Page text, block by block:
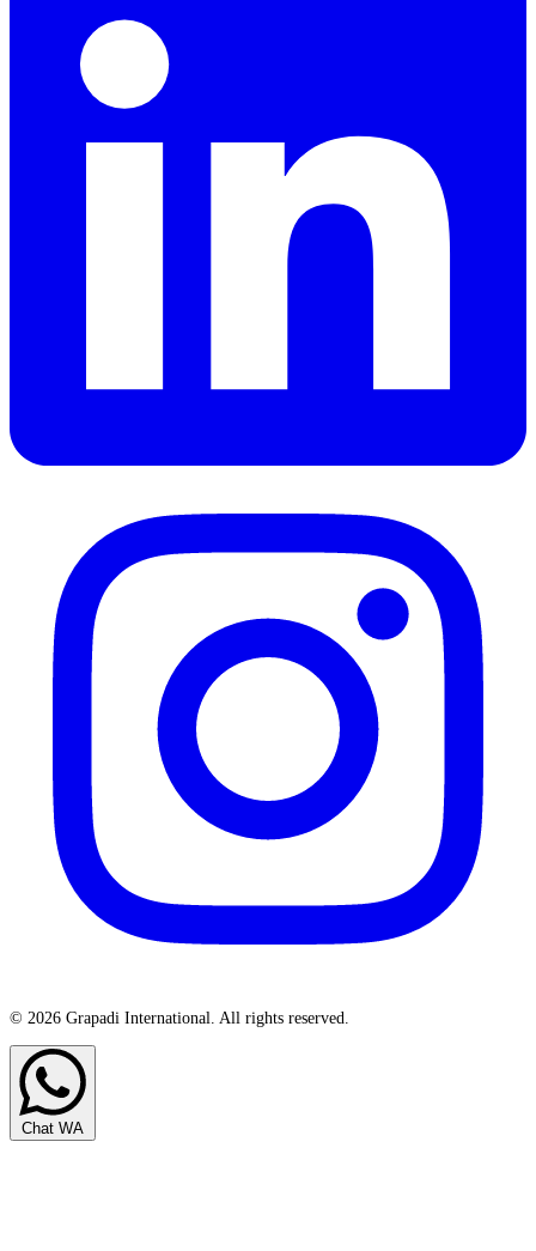
© 2026 Grapadi International. All rights reserved.
Chat WA